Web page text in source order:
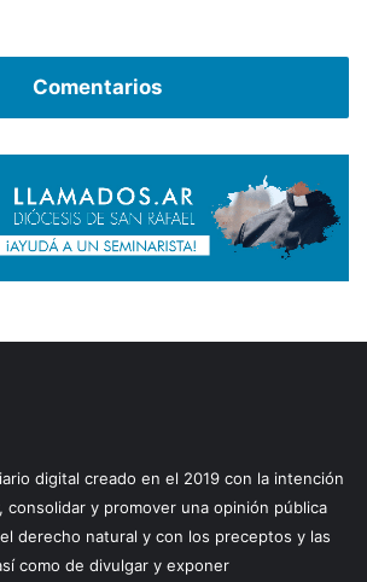
Comentarios
digital creado en el 2019 con la intención
consolidar y promover una opinión pública
derecho natural y con los preceptos y las
como de divulgar y exponer